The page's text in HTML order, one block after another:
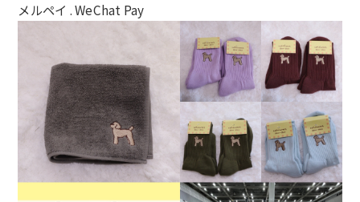
メルペイ . WeChat Pay